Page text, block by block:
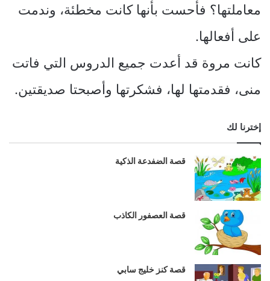
معاملتها؟ فأحست بأنها كانت مخطئة، وندمت
على أفعالها.
كانت مروة قد أعدت جميع الدروس التي فاتت
منى، فقدمتها لها، فشكرتها وأصبحتا صديقتين.
إخترنا لك
قصة الضفدعة الذكية
قصة العصفور الكاذب
قصة كنز خليج سابي